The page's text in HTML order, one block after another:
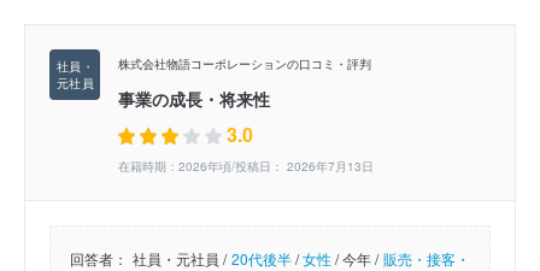
株式会社物語コーポレーションの口コミ・評判
事業の成長・将来性
3.0
在籍時期：2026年頃/投稿日： 2026年7月13日
回答者： 社員・元社員 / 20代後半/女性/今年 / 販売・接客・